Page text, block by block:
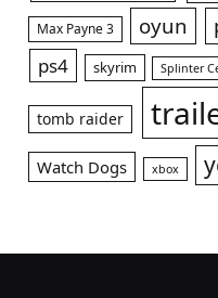
Max Payne 3 oyun
ps4 skyrim Splinter
tomb raider
Watch Dogs xbox